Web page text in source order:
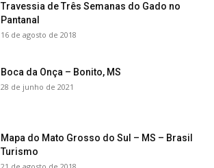
Travessia de Três Semanas do Gado no
Pantanal
16 de agosto de 2018
Boca da Onça – Bonito, MS
28 de junho de 2021
Mapa do Mato Grosso do Sul – MS – Brasil
Turismo